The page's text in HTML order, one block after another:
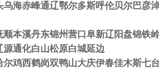
海赤峰通辽鄂尔多斯呼伦贝尔巴彦
本溪丹东锦州营口阜新辽阳盘锦铁
通化白山松原白城延边
鸡西鹤岗双鸭山大庆伊春佳木斯七